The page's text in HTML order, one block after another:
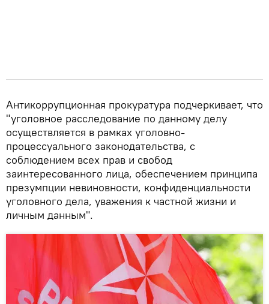
Антикоррупционная прокуратура подчеркивает, что
"уголовное расследование по данному делу
осуществляется в рамках уголовно-
процессуального законодательства, с
соблюдением всех прав и свобод
заинтересованного лица, обеспечением принципа
презумпции невиновности, конфиденциальности
уголовного дела, уважения к частной жизни и
личным данным".